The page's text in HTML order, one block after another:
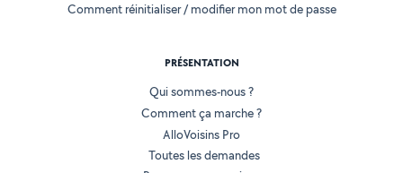
Comment réinitialiser / modifier mon mot de passe
PRÉSENTATION
Qui sommes-nous ?
Comment ça marche ?
AlloVoisins Pro
Toutes les demandes